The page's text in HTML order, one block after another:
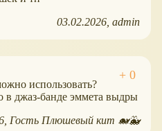
03.02.2026 admin
использовать?
в джаз-банде эммета выдры
Гость Плюшевый кит 🐋🐳